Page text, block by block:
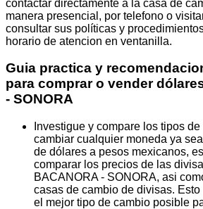
contactar directamente a la casa de
manera presencial, por telefono o
consultar sus políticas y
horario de atencion en ventanilla.
Guia practica y
para comprar o vender
- SONORA
Investigue y compare los tipos
cambiar cualquier moneda ya
de dólares a pesos mexicanos,
comparar los precios de las
BACANORA - SONORA, asi
casas de cambio de divisas.
el mejor tipo de cambio posible